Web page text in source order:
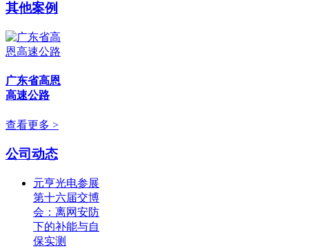
其他案例
广东省高恩
高速公路
查看更多 >
公司动态
元亨光电参展
第十六届交博
会：离网安防
下的补能与自
保实测